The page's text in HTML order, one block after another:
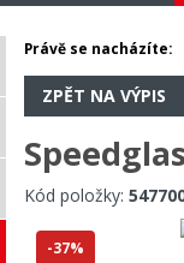
Právě se nacházíte:
ZPĚT NA VÝPIS
Kód položky:
-37%